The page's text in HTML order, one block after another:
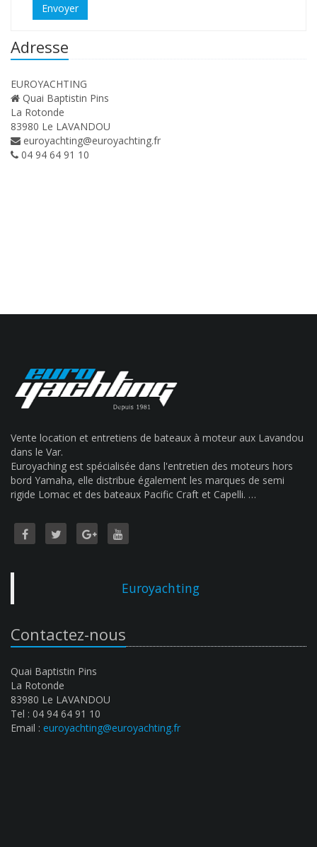
Envoyer
Adresse
EUROYACHTING
Quai Baptistin Pins
La Rotonde
83980 Le LAVANDOU
euroyachting@euroyachting.fr
04 94 64 91 10
Vente location et entretiens de bateaux à moteur aux Lavandou
dans le Var.
Euroyaching est spécialisée dans l'entretien des moteurs hors
bord Yamaha, elle distribue également les marques de semi
rigide Lomac et des bateaux Pacific Craft et Capelli. …
Euroyachting
Contactez-nous
Quai Baptistin Pins
La Rotonde
83980 Le LAVANDOU
Tel : 04 94 64 91 10
Email : euroyachting@euroyachting.fr